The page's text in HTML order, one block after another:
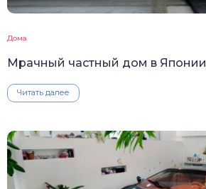
Дома
Мрачный частный дом в Японии
Читать далее